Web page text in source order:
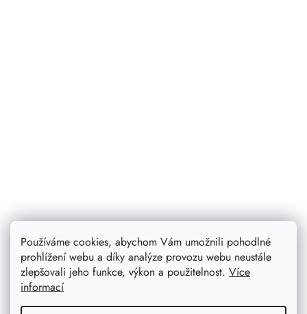
Používáme cookies, abychom Vám umožnili pohodlné
prohlížení webu a díky analýze provozu webu neustále
zlepšovali jeho funkce, výkon a použitelnost. Více
informací